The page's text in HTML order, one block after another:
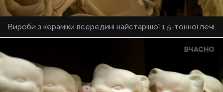
Вироби з кераміки всередині найстарішої 1,5-тонної печі.